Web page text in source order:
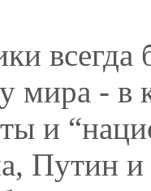
всегда
мира - в
и
Путин